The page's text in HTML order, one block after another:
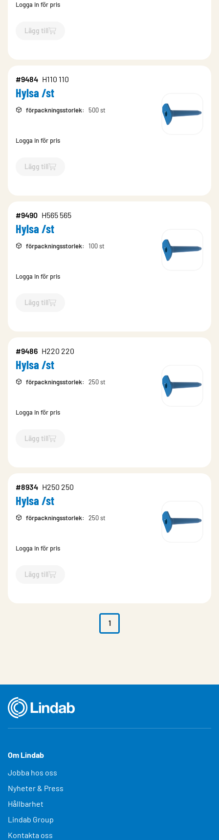
Logga in för pris
Lägg till
`$Lägg till
#9484 H110 110
Hylsa /st
förpackningsstorlek: 500 st
Logga in för pris
Lägg till
`$Lägg till
#9490 H565 565
Hylsa /st
förpackningsstorlek: 100 st
Logga in för pris
Lägg till
`$Lägg till
#9486 H220 220
Hylsa /st
förpackningsstorlek: 250 st
Logga in för pris
Lägg till
`$Lägg till
#8934 H250 250
Hylsa /st
förpackningsstorlek: 250 st
Logga in för pris
Lägg till
`$Lägg till
1
Om Lindab
Jobba hos oss
Nyheter & Press
Hållbarhet
Lindab Group
Kontakta oss